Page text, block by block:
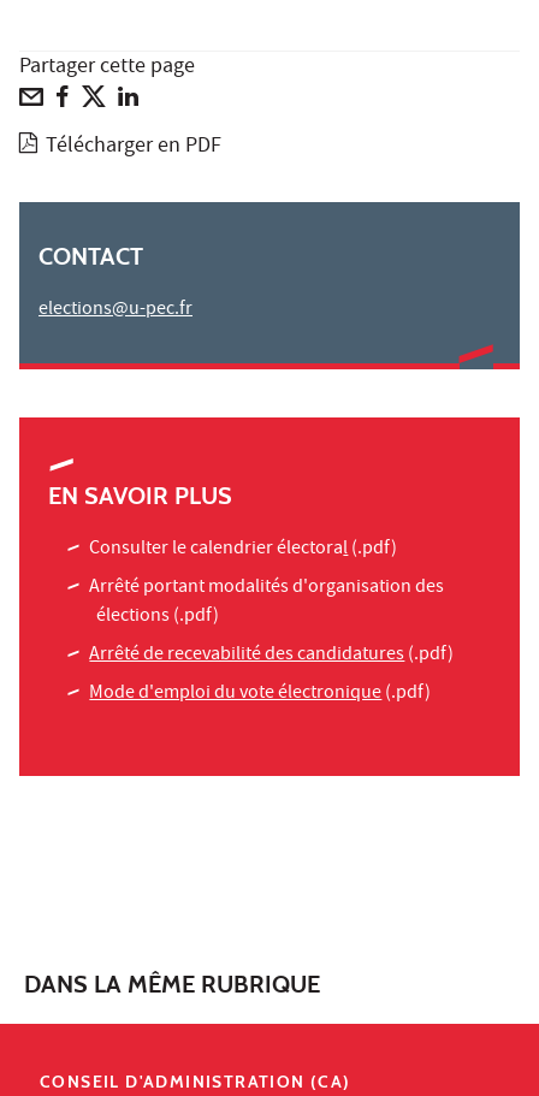
Partager cette page
Télécharger en PDF
CONTACT
elections@u-pec.fr
EN SAVOIR PLUS
Consulter le calendrier électoral(.pdf)
Arrêté portant modalités d'organisation des
élections(.pdf)
Arrêté de recevabilité des candidatures(.pdf)
Mode d'emploi du vote électronique(.pdf)
DANS LA MÊME RUBRIQUE
CONSEIL D'ADMINISTRATION (CA)